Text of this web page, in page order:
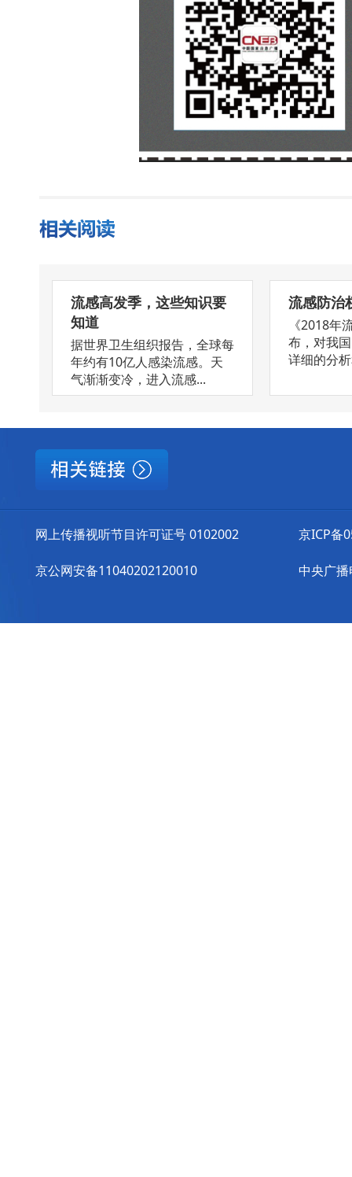
流感高发季，这些知识要
知道
据世界卫生组织报告，全球每
年约有10亿人感染流感。天
气渐渐变冷，进入流感...
流感防治
《2018年
布，对我
详细的分
网上传播视听节目许可证号 0102002
京公网安备11040202120010
京ICP备
中央广